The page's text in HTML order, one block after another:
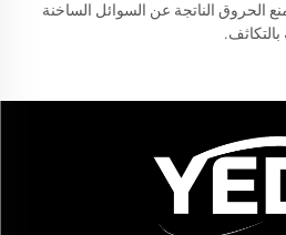
الحروق الناتجة عن السوائل الساخنة